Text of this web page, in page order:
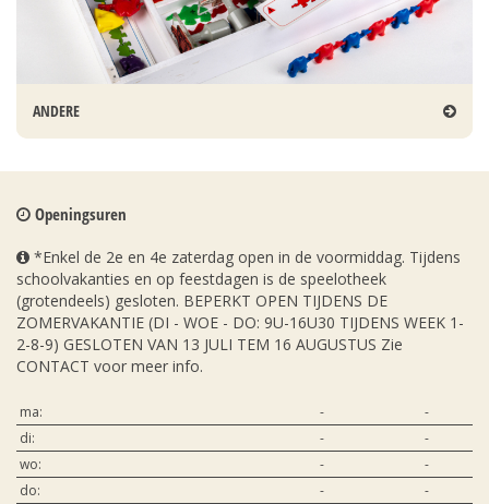
ANDERE
Openingsuren
*Enkel de 2e en 4e zaterdag open in de voormiddag. Tijdens
schoolvakanties en op feestdagen is de speelotheek
(grotendeels) gesloten. BEPERKT OPEN TIJDENS DE
ZOMERVAKANTIE (DI - WOE - DO: 9U-16U30 TIJDENS WEEK 1-
2-8-9) GESLOTEN VAN 13 JULI TEM 16 AUGUSTUS Zie
CONTACT voor meer info.
ma: -
-
di:
-
-
wo:
-
-
do:
- -